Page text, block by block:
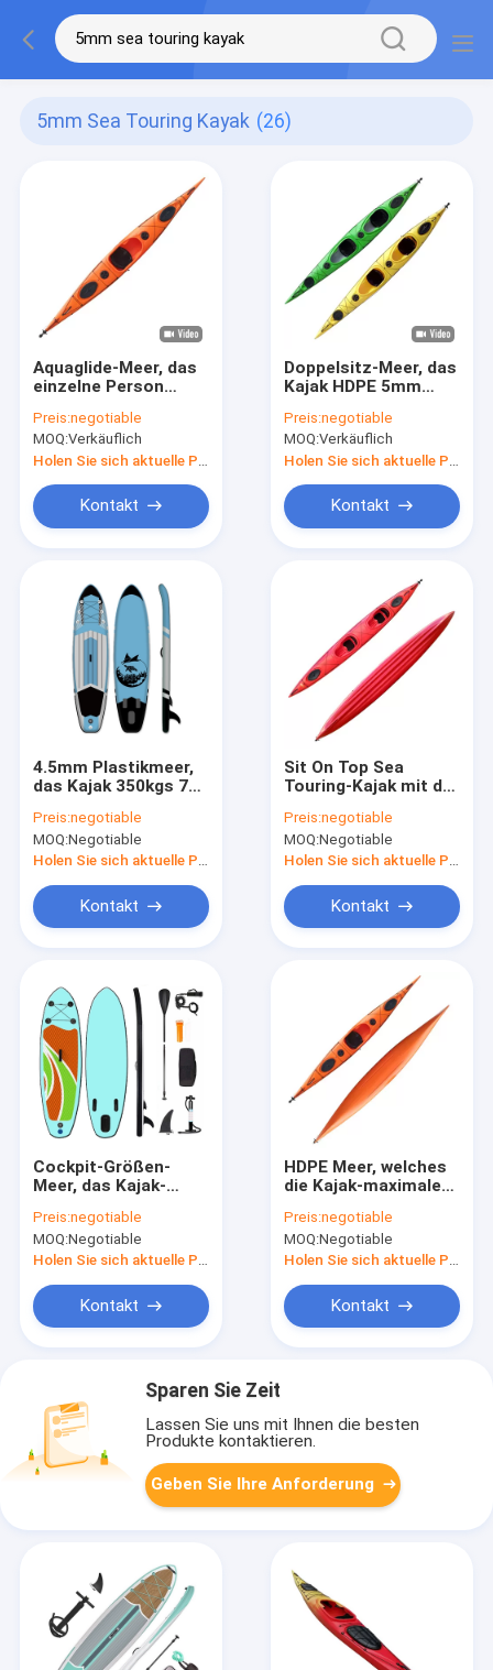
5mm Sea Touring Kayak (26)
Aquaglide-Meer, das
einzelne Person
Kajak Chelan 5mm
bereist
Preis:negotiable
MOQ:Verkäuflich
Kontakt
Doppelsitz-Meer, das
Kajak HDPE 5mm
bereist
Preis:negotiable
MOQ:Verkäuflich
Kontakt
4.5mm Plastikmeer,
das Kajak 350kgs 770
Customizable Color-
bereist
Preis:negotiable
MOQ:Negotiable
Kontakt
Sit On Top Sea
Touring-Kajak mit der
mittlere Größe
manipuliert
Preis:negotiable
MOQ:Negotiable
Kontakt
Cockpit-Größen-
Meer, das Kajak-
Kinder bereist
Preis:negotiable
MOQ:Negotiable
Holen Sie sich aktuelle Preis
Kontakt
HDPE Meer, welches
die Kajak-maximale
bereist
Preis:negotiable
MOQ:Negotiable
Holen Sie sich aktuelle Preis
Kontakt
Sparen Sie Zeit
Lassen Sie uns mit Ihnen die besten
Produkte kontaktieren.
Geben Sie Ihre Anforderung